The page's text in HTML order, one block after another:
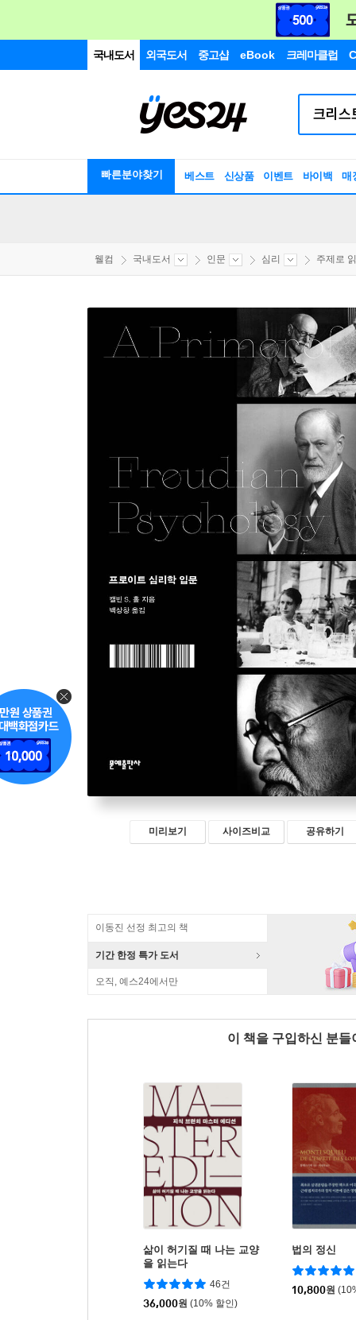
국내도서 외국도서 중고샵 eBook 크레마클럽
빠른분야찾기 베스트 신상품 이벤트 바이백 매
웰컴 국내도서 인문 심리 주제로
미리보기 사이즈비교 공유하기
이동진 선정 최고의 책
기간 한정 특가 도서
오직, 예스24에서만
이 책을 구입하신 분
삶이 허기질 때 나는 교양
을 읽는다
46건
36,000원 (10% 할인)
법의 정신
10,800원